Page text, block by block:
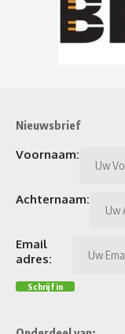
Nieuwsbrief
Voornaam:
Achternaam:
Email
adres: